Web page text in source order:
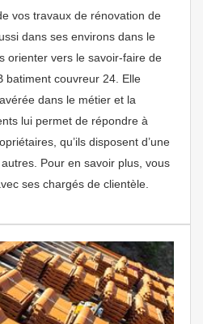
vos travaux de rénovation de
dans ses environs dans le
orienter vers le savoir-faire de
batiment couvreur 24. Elle
dans le métier et la
lui permet de répondre à
qu’ils disposent d’une
Pour en savoir plus, vous
ses chargés de clientèle.